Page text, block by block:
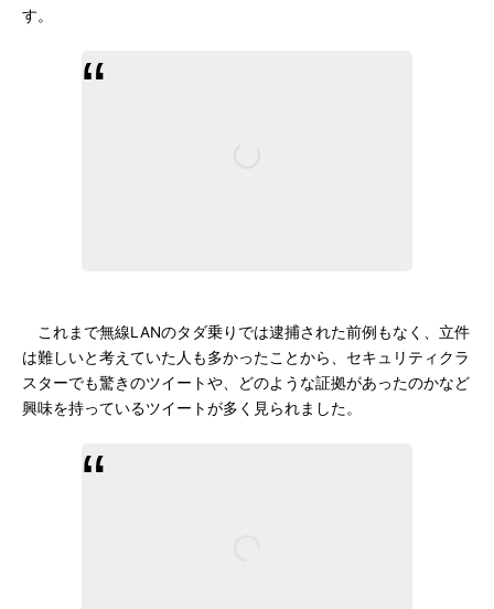
す。
これまで無線LANのタダ乗りでは逮捕された前例もなく、立件
は難しいと考えていた人も多かったことから、セキュリティクラ
スターでも驚きのツイートや、どのような証拠があったのかなど
興味を持っているツイートが多く見られました。